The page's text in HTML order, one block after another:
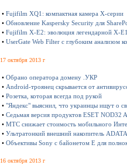
• Fujifilm XQ1: компактная камера Х-серии
• Обновление Kaspersky Security для
• Fujifilm X-E2: эволюция легендарной X-
• UserGate Web Filter с глубоким анализом
17 октября 2013 г
• Обрано оператора домену .УКР
• Android-троянец скрывается от
• Розетка, которая всегда под рукой
• "Яндекс" выяснил, что украинцы ищут о
• Седьмая версия продуктов ESET NOD32
• МТС снижает стоимость мобильного
• Ультратонкий внешний накопитель
• Объективы Sony с байонетом E для
16 октября 2013 г